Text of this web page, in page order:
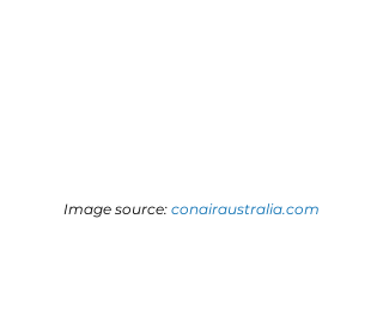
Image source: conairaustralia.com